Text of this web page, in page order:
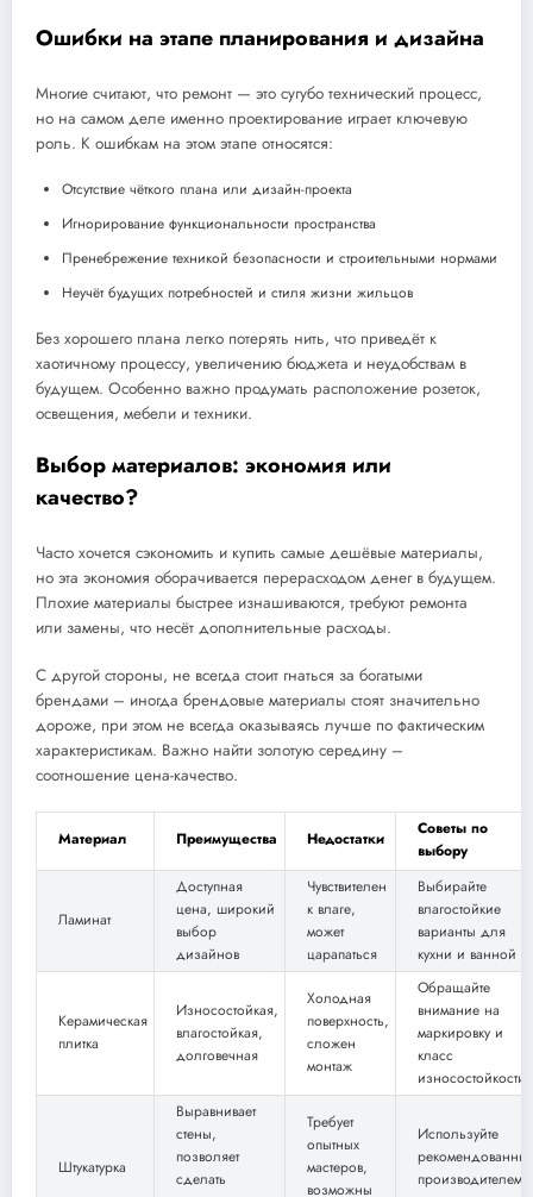
Ошибки на этапе планирования и дизайна
Многие считают, что ремонт — это сугубо технический процесс,
но на самом деле именно проектирование играет ключевую
роль. К ошибкам на этом этапе относятся:
Отсутствие чёткого плана или дизайн-проекта
Игнорирование функциональности пространства
Пренебрежение техникой безопасности и строительными нормами
Неучёт будущих потребностей и стиля жизни жильцов
Без хорошего плана легко потерять нить, что приведёт к
хаотичному процессу, увеличению бюджета и неудобствам в
будущем. Особенно важно продумать расположение розеток,
освещения, мебели и техники.
Выбор материалов: экономия или
качество?
Часто хочется сэкономить и купить самые дешёвые материалы,
но эта экономия оборачивается перерасходом денег в будущем.
Плохие материалы быстрее изнашиваются, требуют ремонта
или замены, что несёт дополнительные расходы.
С другой стороны, не всегда стоит гнаться за богатыми
брендами – иногда брендовые материалы стоят значительно
дороже, при этом не всегда оказываясь лучше по фактическим
характеристикам. Важно найти золотую середину –
соотношение цена-качество.
Материал Преимущества Недостатки
Советы по
выбору
Ламинат
Доступная
цена, широкий
выбор
дизайнов
Чувствителен
к влаге,
может
царапаться
Выбирайте
влагостойкие
варианты для
кухни и ванной
Керамическая
плитка
Износостойкая,
влагостойкая,
долговечная
Холодная
поверхность,
сложен
монтаж
Обращайте
внимание на
маркировку и
класс
износостойкости
Штукатурка
Выравнивает
стены,
позволяет
сделать
Требует
опытных
мастеров,
возможны
Используйте
производителем